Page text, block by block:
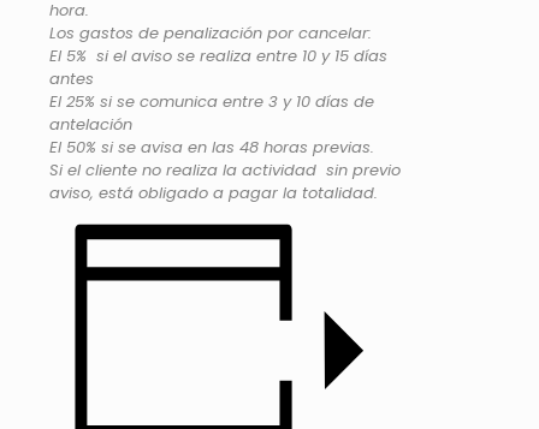
hora.
Los gastos de penalización por cancelar:
El 5% si el aviso se realiza entre 10 y 15 días
antes
El 25% si se comunica entre 3 y 10 días de
antelación
El 50% si se avisa en las 48 horas previas.
Si el cliente no realiza la actividad sin previo
aviso, está obligado a pagar la totalidad.